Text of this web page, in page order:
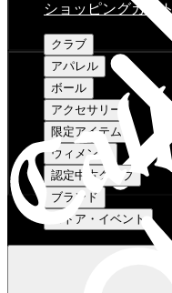
ショッピングカート
クラブ
アパレル
ボール
アクセサリー
限定アイテム
ウィメンズ
認定中古クラブ
ブランド
ストア・イベント